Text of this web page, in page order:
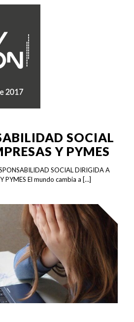
SOCIAL
Y PYMES
SOCIAL DIRIGIDA A
PYMES El mundo cambia a […]